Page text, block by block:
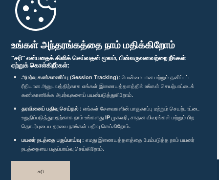
உங்கள் அந்தரங்கத்தை நாம் மதிக்கிறோம்
"சரி" என்பதைக் கிளிக் செய்வதன் மூலம், பின்வருவனவற்றை நீங்கள்
ஏற்றுக் கொள்கிறீர்கள்:
அமர்வு கண்காணிப்பு (Session Tracking): மென்மையான மற்றும் தனிப்பட்ட
ரீதியான அனுபவத்திற்காக எங்கள் இணையத்தளத்தில் உங்கள் செயற்பாட்டைக்
கண்காணிக்க அமர்வுகளைப் பயன்படுத்துகிறோம்.
தரவினைப் பதிவு செய்தல் : எங்கள் சேவைகளின் பாதுகாப்பு மற்றும் செயற்பாட்டை
உறுதிப்படுத்துவதற்காக நாம் உங்களது IP முகவரி, சாதன விவரங்கள் மற்றும் பிற
தொடர்புடைய தரவை நாங்கள் பதிவு செய்கிறோம்.
பயனர் நடத்தை பகுப்பாய்வு : எமது இணையத்தளத்தை மேம்படுத்த நாம் பயனர்
நடத்தையை பகுப்பாய்வு செய்கிறோம்.
சரி
பாராளுமன்ற கையடக்க செயலி
எம்மை பின்தொடர்க :
விருதுகள்
தனியுரிமைக் கொள்கை